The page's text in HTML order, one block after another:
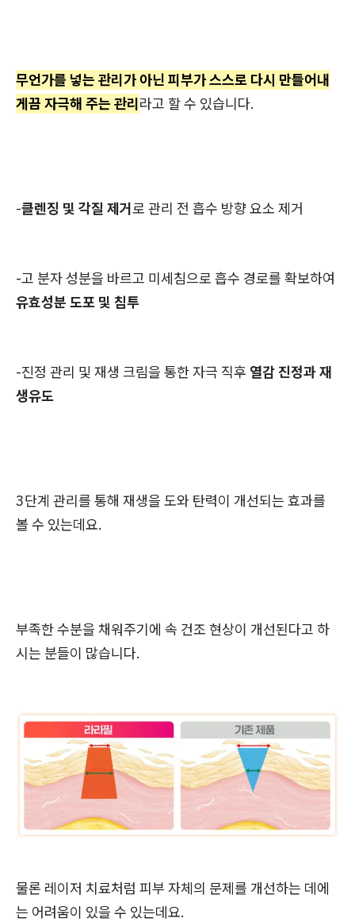
무언가를 넣는 관리가 아닌 피부가 스스로 다시 만들어내
게끔 자극해 주는 관리라고 할 수 있습니다.
-클렌징 및 각질 제거로 관리 전 흡수 방향 요소 제거
-고 분자 성분을 바르고 미세침으로 흡수 경로를 확보하여
유효성분 도포 및 침투
-진정 관리 및 재생 크림을 통한 자극 직후 열감 진정과 재
생유도
3단계 관리를 통해 재생을 도와 탄력이 개선되는 효과를
볼 수 있는데요.
부족한 수분을 채워주기에 속 건조 현상이 개선된다고 하
시는 분들이 많습니다.
물론 레이저 치료처럼 피부 자체의 문제를 개선하는 데에
는 어려움이 있을 수 있는데요.